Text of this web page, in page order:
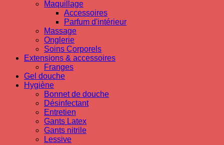
Maquillage
Accessoires
Parfum d'intérieur
Massage
Onglerie
Soins Corporels
Extensions & accessoires
Franges
Gel douche
Hygiène
Bonnet de douche
Désinfectant
Entretien
Gants Latex
Gants nitrile
Lessive